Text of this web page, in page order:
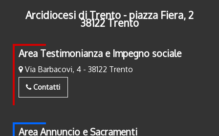
Arcidiocesi di Trento - piazza Fiera, 2
38122 Trento
Area Testimonianza e Impegno sociale
Via Barbacovi, 4 - 38122 Trento
Contatti
Area Annuncio e Sacramenti